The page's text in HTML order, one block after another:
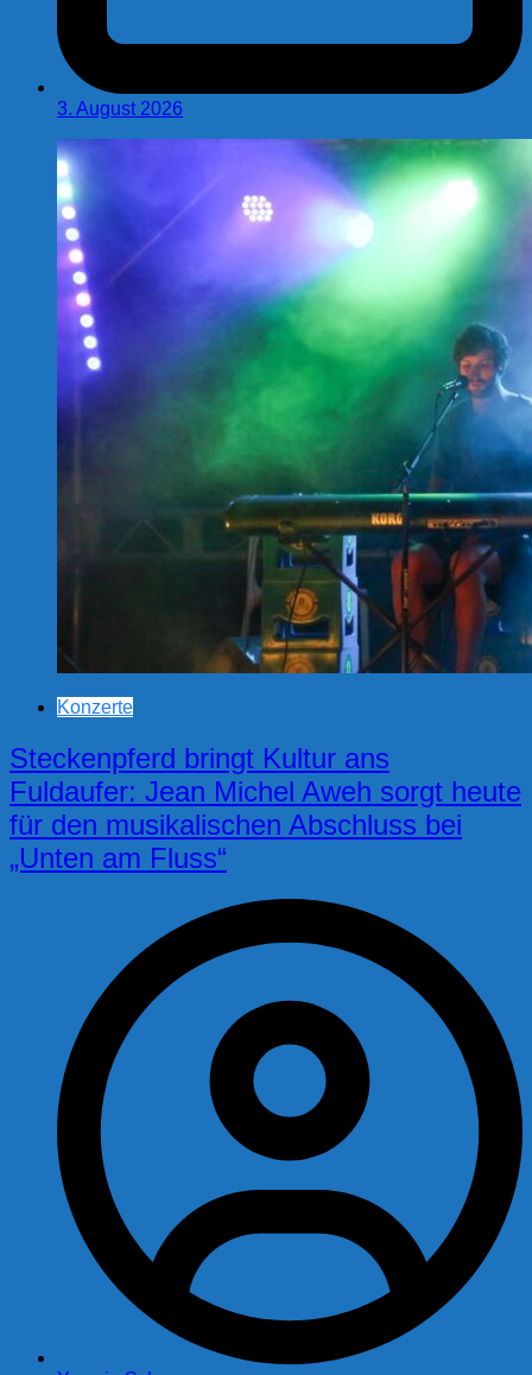
3. August 2026
Konzerte
Steckenpferd bringt Kultur ans
Fuldaufer: Jean Michel Aweh sorgt heute
für den musikalischen Abschluss bei
„Unten am Fluss“